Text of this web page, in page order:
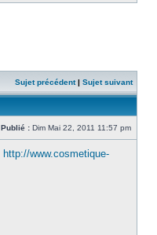
Sujet précédent| Sujet suivant
Publié : Dim Mai 22, 2011 11:57 pm
http://www.cosmetique-